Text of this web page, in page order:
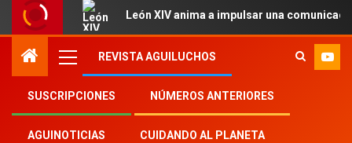
León XIV anima a impulsar una
REVISTA AGUILUCHOS
SUSCRIPCIONES NÚMEROS ANTERIORES
AGUINOTICIAS CUIDANDO AL PLANETA
Inicio Aguinoticias postulante comboniano